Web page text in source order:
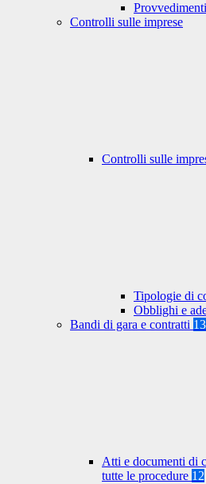
Controlli sulle imprese
Controlli sulle
Tipologie di
Obblighi e
Bandi di gara e contratti
Atti e documenti di
tutte le procedure 12